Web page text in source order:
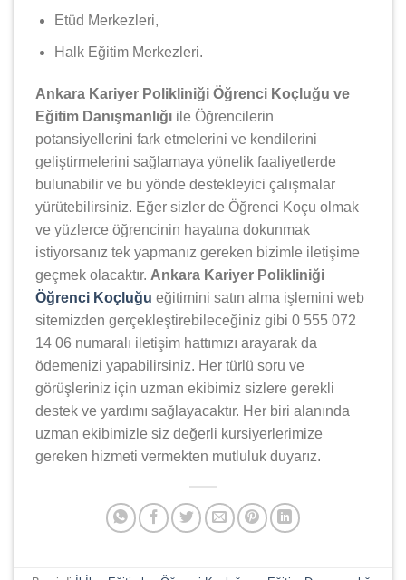
Etüd Merkezleri,
Halk Eğitim Merkezleri.
Ankara Kariyer Polikliniği Öğrenci Koçluğu ve
Eğitim Danışmanlığı ile Öğrencilerin
potansiyellerini fark etmelerini ve kendilerini
geliştirmelerini sağlamaya yönelik faaliyetlerde
bulunabilir ve bu yönde destekleyici çalışmalar
yürütebilirsiniz. Eğer sizler de Öğrenci Koçu olmak
ve yüzlerce öğrencinin hayatına dokunmak
istiyorsanız tek yapmanız gereken bizimle iletişime
geçmek olacaktır. Ankara Kariyer Polikliniği
Öğrenci Koçluğu eğitimini satın alma işlemini web
sitemizden gerçekleştirebileceğiniz gibi 0 555 072
14 06 numaralı iletişim hattımızı arayarak da
ödemenizi yapabilirsiniz. Her türlü soru ve
görüşleriniz için uzman ekibimiz sizlere gerekli
destek ve yardımı sağlayacaktır. Her biri alanında
uzman ekibimizle siz değerli kursiyerlerimize
gereken hizmeti vermekten mutluluk duyarız.